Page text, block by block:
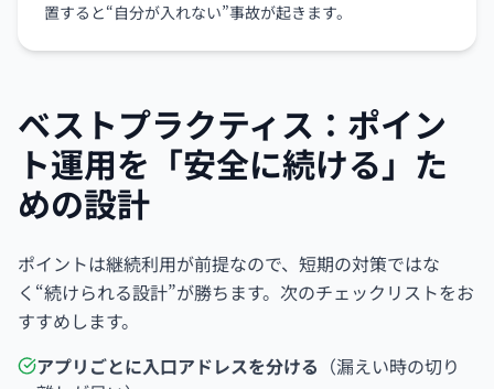
置すると“自分が入れない”事故が起きます。
ベストプラクティス：ポイン
ト運用を「安全に続ける」た
めの設計
ポイントは継続利用が前提なので、短期の対策ではな
く“続けられる設計”が勝ちます。次のチェックリストをお
すすめします。
アプリごとに入口アドレスを分ける （漏えい時の切り